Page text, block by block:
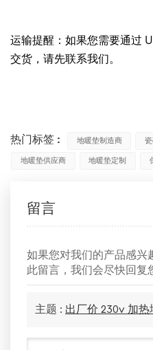
运输提醒：如果您需要通过
交货，请先联系我们。
热门标签 : 地暖垫制造商 瓷
地暖垫供应商 地暖垫定制
留言
如果您对我们的产品感兴
此留言，我们会尽快回复
主题 : 出厂价 230v 加